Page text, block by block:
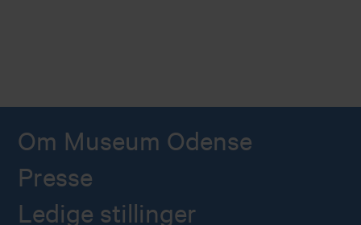
Om Museum Odense
Presse
Ledige stillinger